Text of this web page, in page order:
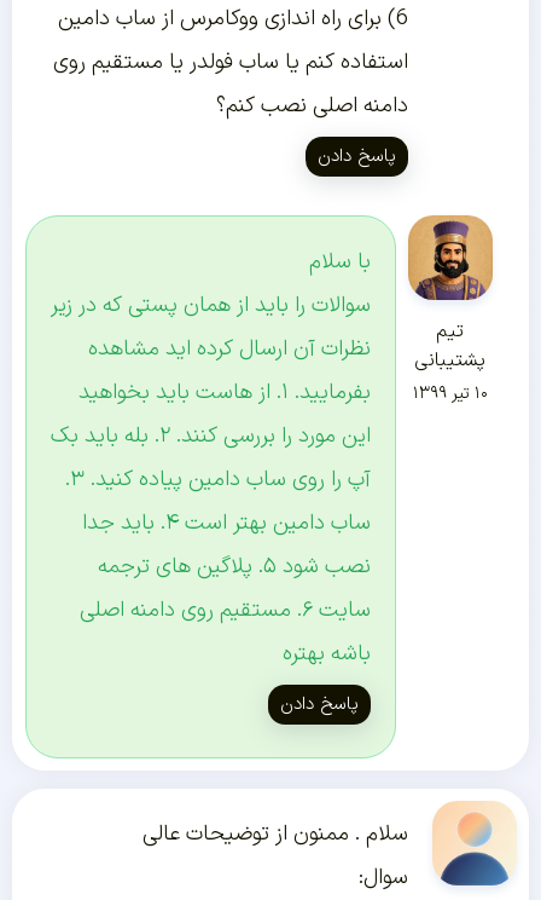
6) برای راه اندازی ووکامرس از ساب دامین
استفاده کنم یا ساب فولدر یا مستقیم روی
دامنه اصلی نصب کنم؟
پاسخ دادن
تیم
پشتیبانی
۱۰ تیر ۱۳۹۹
با سلام
سوالات را باید از همان پستی که در زیر
نظرات آن ارسال کرده اید مشاهده
بفرمایید. ۱. از هاست باید بخواهید
این مورد را بررسی کنند. ۲. بله باید بک
آپ را روی ساب دامین پیاده کنید. ۳.
ساب دامین بهتر است ۴. باید جدا
نصب شود ۵. پلاگین های ترجمه
سایت ۶. مستقیم روی دامنه اصلی
باشه بهتره
پاسخ دادن
سلام . ممنون از توضیحات عالی
سوال: